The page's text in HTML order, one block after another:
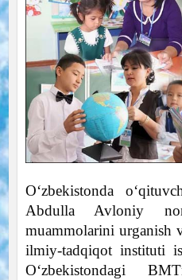
O‘zbekistonda
Abdulla Avloniy
muammolarini urganish
ilmiy-tadqiqot instituti
O‘zbekistondagi